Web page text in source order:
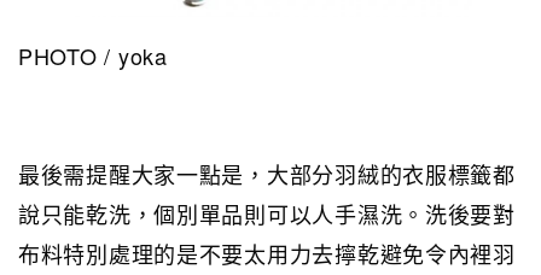
PHOTO / yoka
最後需提醒大家一點是，大部分羽絨的衣服標籤都
說只能乾洗，個別單品則可以人手濕洗。洗後要對
布料特別處理的是不要太用力去擰乾避免令內裡羽